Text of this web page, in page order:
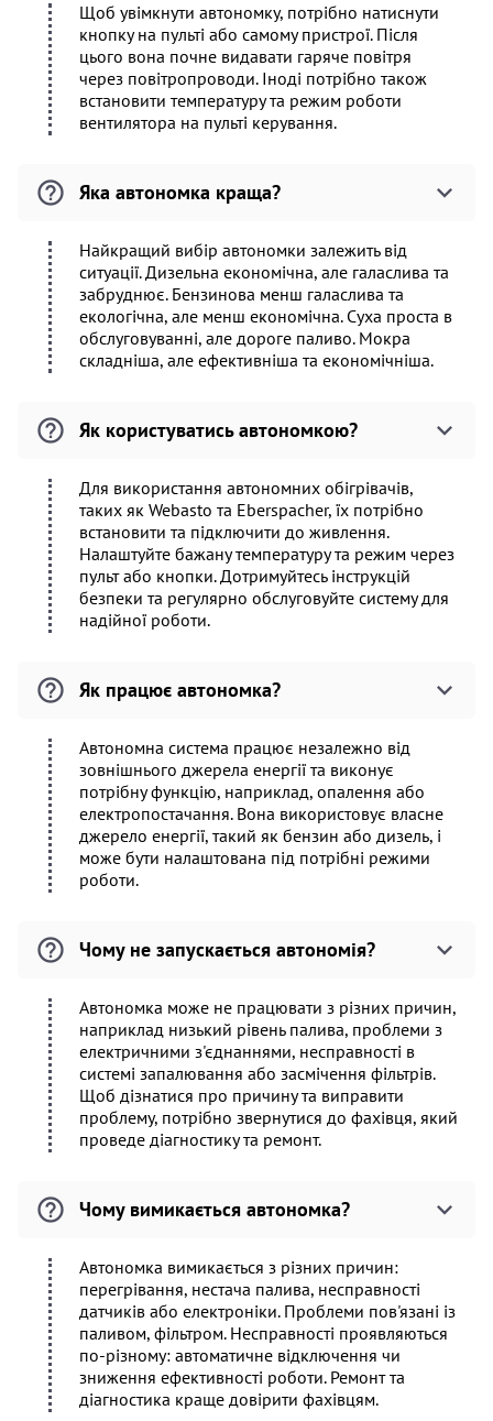
Щоб увімкнути автономку, потрібно натиснути
кнопку на пульті або самому пристрої. Після
цього вона почне видавати гаряче повітря
через повітропроводи. Іноді потрібно також
встановити температуру та режим роботи
вентилятора на пульті керування.
Яка автономка краща?
Найкращий вибір автономки залежить від
ситуації. Дизельна економічна, але галаслива та
забруднює. Бензинова менш галаслива та
екологічна, але менш економічна. Суха проста в
обслуговуванні, але дороге паливо. Мокра
складніша, але ефективніша та економічніша.
Як користуватись автономкою?
Для використання автономних обігрівачів,
таких як Webasto та Eberspacher, їх потрібно
встановити та підключити до живлення.
Налаштуйте бажану температуру та режим через
пульт або кнопки. Дотримуйтесь інструкцій
безпеки та регулярно обслуговуйте систему для
надійної роботи.
Як працює автономка?
Автономна система працює незалежно від
зовнішнього джерела енергії та виконує
потрібну функцію, наприклад, опалення або
електропостачання. Вона використовує власне
джерело енергії, такий як бензин або дизель, і
може бути налаштована під потрібні режими
роботи.
Чому не запускається автономія?
Автономка може не працювати з різних причин,
наприклад низький рівень палива, проблеми з
електричними з'єднаннями, несправності в
системі запалювання або засмічення фільтрів.
Щоб дізнатися про причину та виправити
проблему, потрібно звернутися до фахівця, який
проведе діагностику та ремонт.
Чому вимикається автономка?
Автономка вимикається з різних причин:
перегрівання, нестача палива, несправності
датчиків або електроніки. Проблеми пов'язані із
паливом, фільтром. Несправності проявляються
по-різному: автоматичне відключення чи
зниження ефективності роботи. Ремонт та
діагностика краще довірити фахівцям.